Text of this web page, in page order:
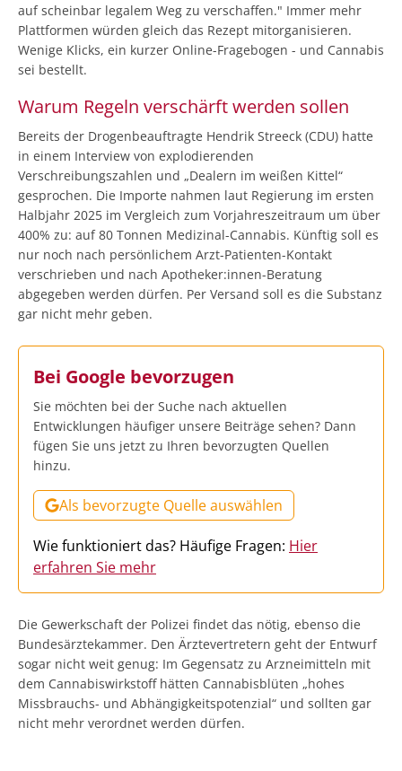
auf scheinbar legalem Weg zu verschaffen." Immer mehr
Plattformen würden gleich das Rezept mitorganisieren.
Wenige Klicks, ein kurzer Online-Fragebogen - und Cannabis
sei bestellt.
Warum Regeln verschärft werden sollen
Bereits der Drogenbeauftragte Hendrik Streeck (CDU) hatte
in einem Interview von explodierenden
Verschreibungszahlen und „Dealern im weißen Kittel“
gesprochen. Die Importe nahmen laut Regierung im ersten
Halbjahr 2025 im Vergleich zum Vorjahreszeitraum um über
400% zu: auf 80 Tonnen Medizinal-Cannabis. Künftig soll es
nur noch nach persönlichem Arzt-Patienten-Kontakt
verschrieben und nach Apotheker:innen-Beratung
abgegeben werden dürfen. Per Versand soll es die Substanz
gar nicht mehr geben.
Bei Google bevorzugen
Sie möchten bei der Suche nach aktuellen
Entwicklungen häufiger unsere Beiträge sehen? Dann
fügen Sie uns jetzt zu Ihren bevorzugten Quellen
hinzu.
Als bevorzugte Quelle auswählen
Wie funktioniert das? Häufige Fragen: Hier
erfahren Sie mehr
Die Gewerkschaft der Polizei findet das nötig, ebenso die
Bundesärztekammer. Den Ärztevertretern geht der Entwurf
sogar nicht weit genug: Im Gegensatz zu Arzneimitteln mit
dem Cannabiswirkstoff hätten Cannabisblüten „hohes
Missbrauchs- und Abhängigkeitspotenzial“ und sollten gar
nicht mehr verordnet werden dürfen.